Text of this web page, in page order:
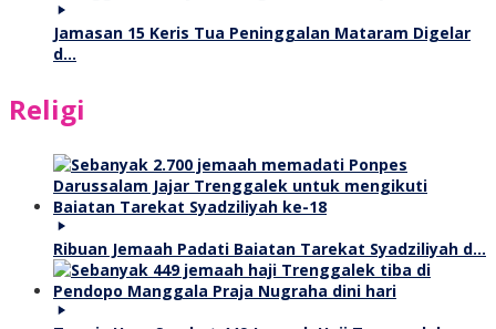
Jamasan 15 Keris Tua Peninggalan Mataram Digelar
d…
Religi
Ribuan Jemaah Padati Baiatan Tarekat Syadziliyah d…